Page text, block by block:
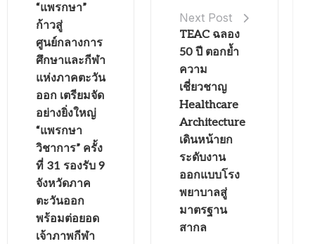
“แพรกษา”
ก้าวสู่
ศูนย์กลางการ
ศึกษาและกีฬา
แห่งภาคตะวัน
ออก เตรียมจัด
อย่างยิ่งใหญ่
“แพรกษา
วิชาการ” ครั้ง
ที่ 31 รองรับ 9
จังหวัดภาค
ตะวันออก
พร้อมต่อยอด
เจ้าภาพกีฬา
Next Post
TEAC ฉลอง
50 ปี ตอกย้ำ
ความ
เชี่ยวชาญ
Healthcare
Architecture
เดินหน้ายก
ระดับงาน
ออกแบบโรง
พยาบาลสู่
มาตรฐาน
สากล